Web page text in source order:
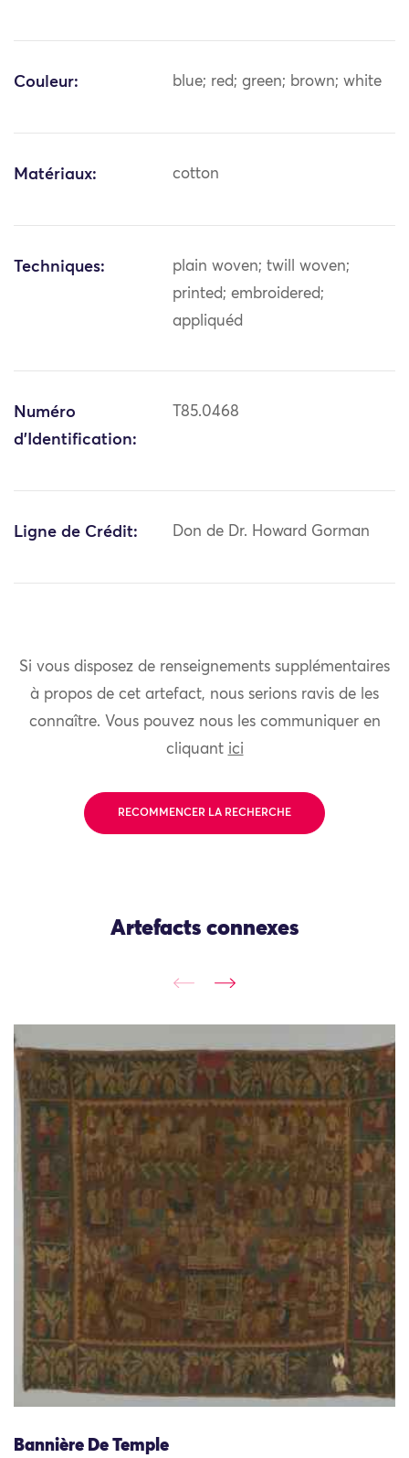
Couleur: blue; red; green; brown; white
Matériaux: cotton
Techniques:
plain woven; twill woven;
printed; embroidered;
appliquéd
Numéro
d'Identification:
T85.0468
Ligne de Crédit: Don de Dr. Howard Gorman
Si vous disposez de renseignements supplémentaires
à propos de cet artefact, nous serions ravis de les
connaître. Vous pouvez nous les communiquer en
cliquant ici
RECOMMENCER LA RECHERCHE
Artefacts connexes
Bannière De Temple